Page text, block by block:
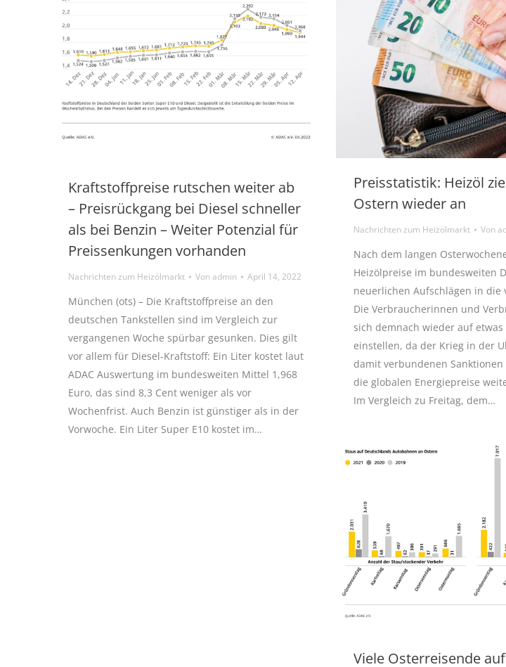
Preisstatistik: Heizöl
Ostern wieder an
Nachrichten zum Heizölmarkt Von
Nach dem langen
Heizölpreise im bundesweiten
neuerlichen Aufschlägen in die
Die Verbraucherinnen und
sich demnach wieder auf etwas
einstellen, da der Krieg in der
damit verbundenen Sanktionen
die globalen Energiepreise
Im Vergleich zu Freitag, dem…
Kraftstoffpreise rutschen weiter ab
– Preisrückgang bei Diesel schneller
als bei Benzin – Weiter Potenzial für
Preissenkungen vorhanden
Nachrichten zum Heizölmarkt Vonadmin April 14, 2022
München (ots) – Die Kraftstoffpreise an den
deutschen Tankstellen sind im Vergleich zur
vergangenen Woche spürbar gesunken. Dies gilt
vor allem für Diesel-Kraftstoff: Ein Liter kostet laut
ADAC Auswertung im bundesweiten Mittel 1,968
Euro, das sind 8,3 Cent weniger als vor
Wochenfrist. Auch Benzin ist günstiger als in der
Vorwoche. Ein Liter Super E10 kostet im…
Viele Osterreisende auf